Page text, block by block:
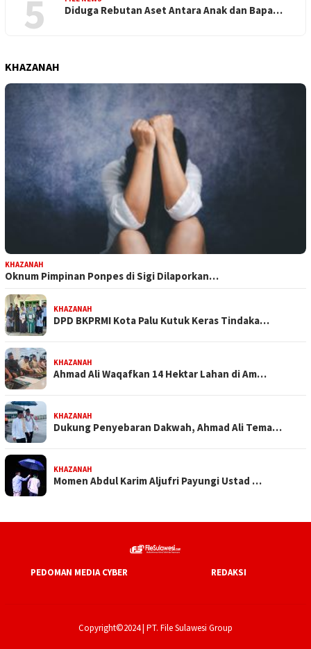
5 Diduga Rebutan Aset Antara Anak dan Bapa…
KHAZANAH
KHAZANAH
Oknum Pimpinan Ponpes di Sigi Dilaporkan…
KHAZANAH
DPD BKPRMI Kota Palu Kutuk Keras Tindaka…
KHAZANAH
Ahmad Ali Waqafkan 14 Hektar Lahan di Am…
KHAZANAH
Dukung Penyebaran Dakwah, Ahmad Ali Tema…
KHAZANAH
Momen Abdul Karim Aljufri Payungi Ustad …
PEDOMAN MEDIA CYBER REDAKSI
Copyright©2024 | PT. File Sulawesi Group